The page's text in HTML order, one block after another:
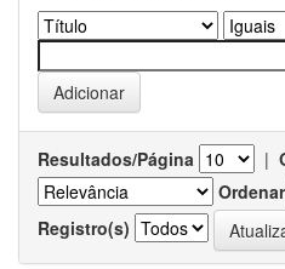
Resultados/Página |
Ordenar
Registro(s)